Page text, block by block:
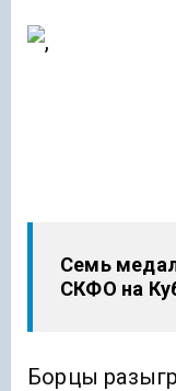
Семь
СКФО на
Борцы